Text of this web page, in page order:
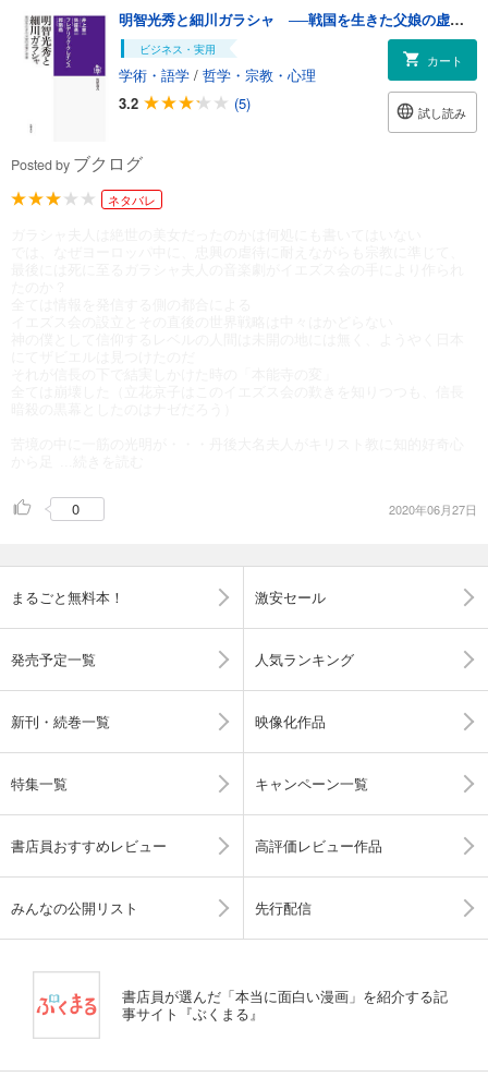
明智光秀と細川ガラシャ ──戦国を生きた父娘の虚像と実像
ビジネス・実用
学術・語学 / 哲学・宗教・心理
3.2
(5)
カート
試し読み
Posted by ブクログ
ネタバレ
0 2020年06月27日
まるごと無料本！ 激安セール
発売予定一覧 人気ランキング
新刊・続巻一覧 映像化作品
特集一覧 キャンペーン一覧
書店員おすすめレビュー 高評価レビュー作品
みんなの公開リスト 先行配信
書店員が選んだ「本当に面白い漫画」を紹介する記
事サイト『ぶくまる』